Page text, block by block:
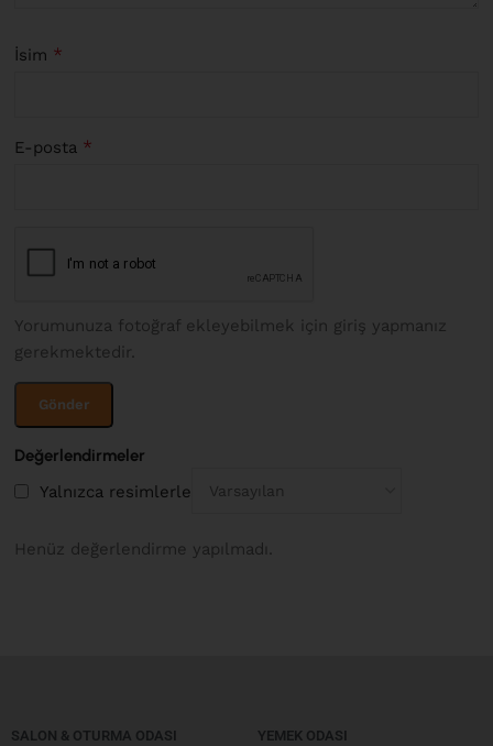
Değerlendirmeler
Yalnızca resimlerle
Henüz değerlendirme yapılmadı.
İsim *
E-posta *
Yorumunuza fotoğraf ekleyebilmek için giriş yapmanız
gerekmektedir.
SALON & OTURMA ODASI
YEMEK ODASI